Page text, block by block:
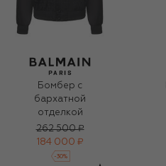
Бомбер с
бархатной
отделкой
262 500 ₽
184 000 ₽
-30%